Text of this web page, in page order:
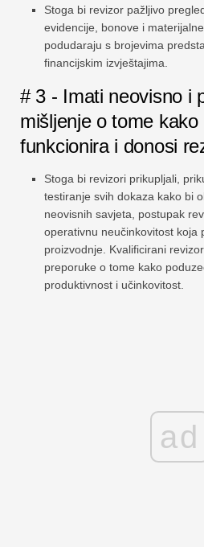
Stoga bi revizor pažljivo
evidencije, bonove i
podudaraju s brojevima
financijskim izvještajima.
# 3 - Imati neovisno i
mišljenje o tome kako
funkcionira i donosi
Stoga bi revizori prikupljali,
testiranje svih dokaza kako bi
neovisnih savjeta, postupak
operativnu neučinkovitost koja
proizvodnje. Kvalificirani
preporuke o tome kako
produktivnost i učinkovitost.
ad